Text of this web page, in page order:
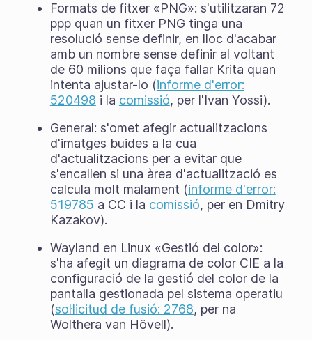
Formats de fitxer «PNG»: s'utilitzaran 72
ppp quan un fitxer PNG tinga una
resolució sense definir, en lloc d'acabar
amb un nombre sense definir al voltant
de 60 milions que faça fallar Krita quan
intenta ajustar-lo (informe d'error:
520498 i la comissió, per l'Ivan Yossi).
General: s'omet afegir actualitzacions
d'imatges buides a la cua
d'actualitzacions per a evitar que
s'encallen si una àrea d'actualització es
calcula molt malament (informe d'error:
519785 a CC i la comissió, per en Dmitry
Kazakov).
Wayland en Linux «Gestió del color»:
s'ha afegit un diagrama de color CIE a la
configuració de la gestió del color de la
pantalla gestionada pel sistema operatiu
(sol·licitud de fusió: 2768, per na
Wolthera van Hövell).